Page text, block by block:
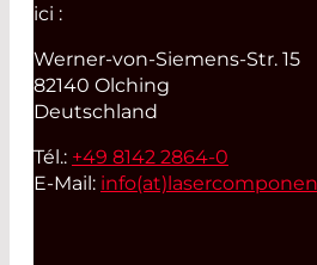
ici :
Werner-von-Siemens-Str. 15
82140 Olching
Deutschland
Tél.: +49 8142 2864-0
E-Mail: info(at)